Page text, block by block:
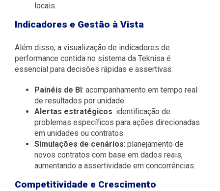
locais.
Indicadores e Gestão à Vista
Além disso, a visualização de indicadores de
performance contida no sistema da Teknisa é
essencial para decisões rápidas e assertivas:
Painéis de BI : acompanhamento em tempo real
de resultados por unidade.
Alertas estratégicos: identificação de
problemas específicos para ações direcionadas
em unidades ou contratos.
Simulações de cenários: planejamento de
novos contratos com base em dados reais,
aumentando a assertividade em concorrências.
Competitividade e Crescimento